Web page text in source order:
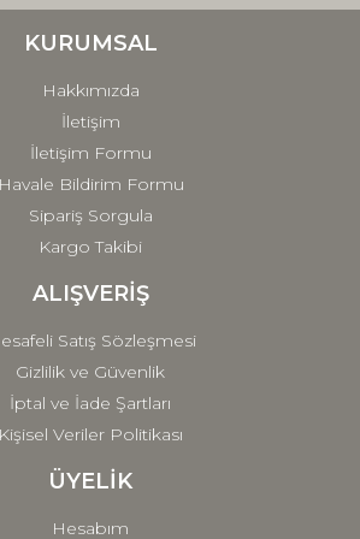
daha pahalı.
Gönder
KURUMSAL
Hakkımızda
İletişim
İletişim Formu
Havale Bildirim Formu
Sipariş Sorgula
Kargo Takibi
ALIŞVERİŞ
Satış Sözleşmesi
Gizlilik ve Güvenlik
İptal ve İade Şartları
Kişisel Veriler Politikası
ÜYELİK
Hesabım